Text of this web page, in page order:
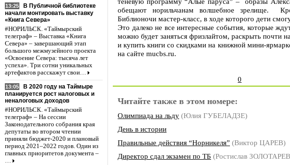
13:25
В Публичной библиотеке
начали монтировать выставку
«Книга Севера»
#НОРИЛЬСК. «Таймырский
телеграф» – Выставка «Книга
Севера» – завершающий этап
большого межмузейного проекта
«Освоение Севера: тысяча лет
успеха». Три сотни уникальных
артефактов расскажут свои…
13:05
В 2020 году на Таймыре
планируется рост налоговых и
неналоговых доходов
#НОРИЛЬСК. «Таймырский
телеграф» – На сессии
Законодательного собрания края
депутаты во втором чтении
приняли бюджет-2020 и плановый
период 2021–2022 годов. Один из
главных приоритетов документа –
…
обещают норильчанам волшебное зрелище.
Библионочи мастер-класс, в ходе которого дети
Это далеко не все интересные события, которые
можно будет заняться фризлайтом, раскрыть почти
и купить книги со скидками на книжной мини-
на сайте mucbs.ru.
0
Читайте также в этом номере:
Олимпиада на льду (Юлия ГУБЕЛАДЗЕ)
День в истории
Правильные действия “Норникеля” (Виктор ЦАРЕВ)
Директор сдал экзамен по ТБ (Ростислав